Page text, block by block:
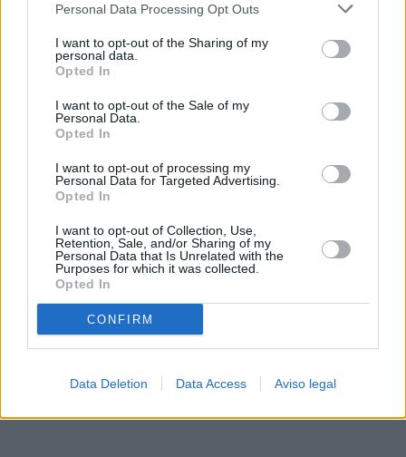
negar su consentimiento. Tenga en cuenta que algún
de su consentimiento, pero usted tiene el derecho de
rechazar tal procesamiento. Sus preferencias se aplicarán
cualquier momento entrando de nuevo en este sitio web o
visitando nuestra política de privacidad.
Personal Data Processing Opt Outs
I want to opt-out of the Sharing of my
personal data.
Opted In
I want to opt-out of the Sale of my
Personal Data.
Opted In
I want to opt-out of processing my
Personal Data for Targeted Advertising.
Opted In
I want to opt-out of Collection, Use,
Retention, Sale, and/or Sharing of my
Personal Data that Is Unrelated with the
Purposes for which it was collected.
Opted In
CONFIRM
Data Deletion Data Access Aviso legal